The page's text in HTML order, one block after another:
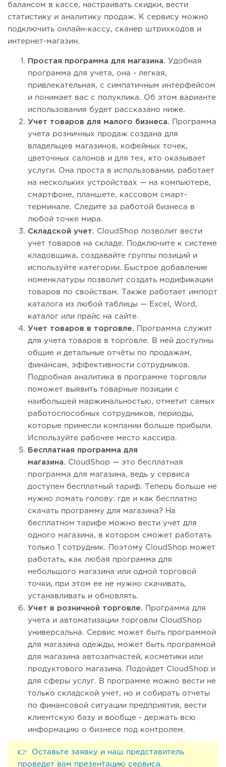
балансом в кассе, настраивать скидки, вести
статистику и аналитику продаж. К сервису можно
подключить онлайн-кассу, сканер штрихкодов и
интернет-магазин.
Простая программа для магазина. Удобная
программа для учета, она - легкая,
привлекательная, с симпатичным интерфейсом
и понимает вас с полуклика. Об этом варианте
использования будет рассказано ниже.
Учет товаров для малого бизнеса.
Программа
учета розничных продаж создана для
владельцев магазинов, кофейных точек,
цветочных салонов и для тех, кто оказывает
услуги. Она проста в использовании, работает
на нескольких устройствах — на компьютере,
смартфоне, планшете, кассовом смарт-
терминале. Следите за работой бизнеса в
любой точке мира.
Складской учет. CloudShop позволит вести
учет товаров на складе. Подключите к системе
кладовщика, создавайте группы позиций и
используйте категории. Быстрое добавление
номенклатуры позволит создать модификации
товаров по свойствам. Также работает импорт
каталога из любой таблицы — Excel, Word,
каталог или прайс на сайте.
Учет товаров в торговле.
Программа служит
для учета товаров в торговле. В ней доступны
общие и детальные отчёты по продажам,
финансам, эффективности сотрудников.
Подробная аналитика в программе торговли
поможет выявить товарные позиции с
наибольшей маржинальностью, отметит самых
работоспособных сотрудников, периоды,
которые принесли компании больше прибыли.
Используйте рабочее место кассира.
Бесплатная программа для
магазина. CloudShop — это бесплатная
программа для магазина, ведь у сервиса
доступен бесплатный тариф. Теперь больше не
нужно ломать голову: где и как бесплатно
скачать программу для магазина? На
бесплатном тарифе можно вести учет для
одного магазина, в котором сможет работать
только 1 сотрудник. Поэтому CloudShop может
работать, как любая программа для
небольшого магазина или одной торговой
точки, при этом ее не нужно скачивать,
устанавливать и обновлять.
Учет в розничной торговле.
Программа для
учета и автоматизации торговли CloudShop
универсальна. Сервис может быть программой
для магазина одежды, может быть программой
для магазина автозапчастей, косметики или
продуктового магазина. Подойдет CloudShop и
для сферы услуг. В программе можно вести не
только складской учет, но и собирать отчеты
по финансовой ситуации предприятия, вести
клиентскую базу и вообще - держать всю
информацию о бизнесе под контролем.
👉 Оставьте заявку и наш представитель
проведет вам презентацию сервиса.